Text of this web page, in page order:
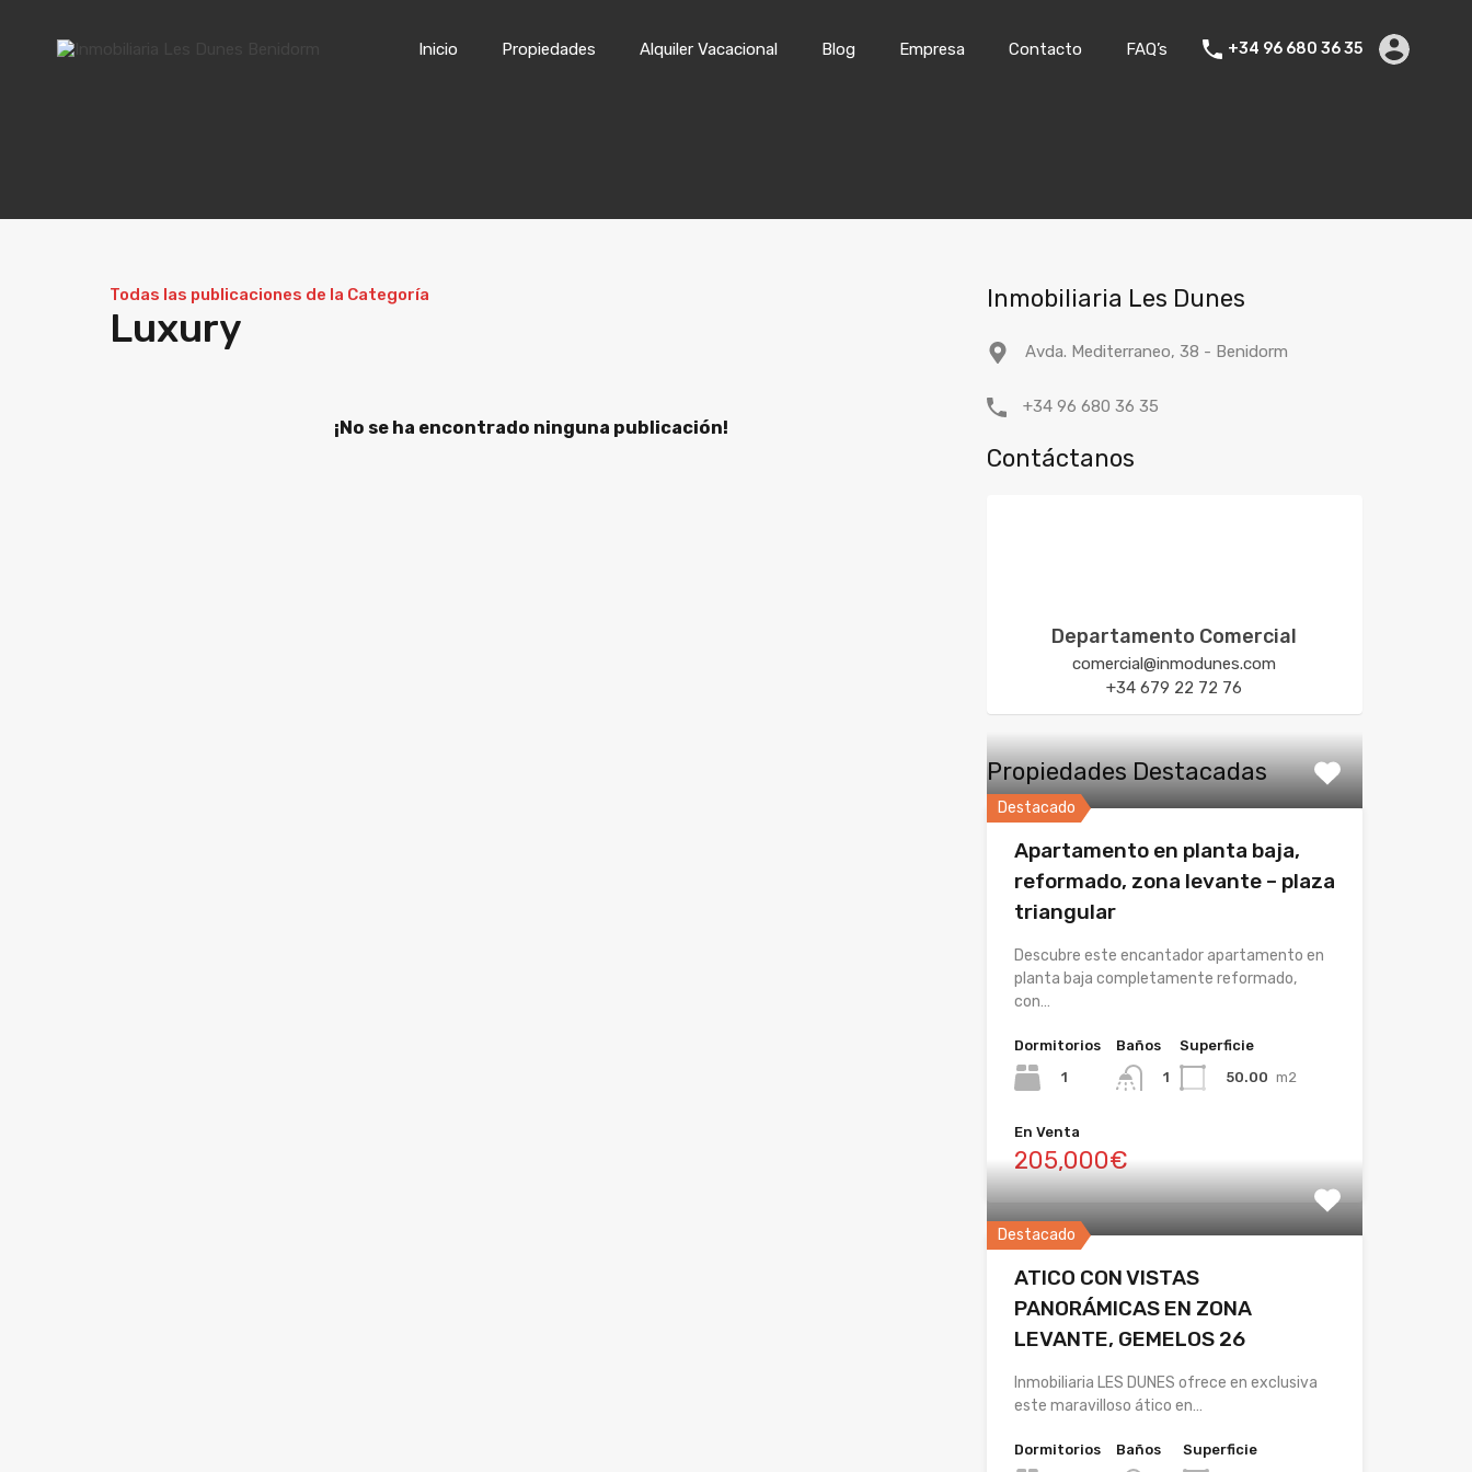
Inicio Propiedades Alquiler Vacacional Blog Empresa Contacto FAQ’s
Inicio Propiedades Alquiler Vacacional Blog Empresa Contacto FAQ’s +34 96 680 36 35
Todas las publicaciones de la Categoría
Luxury
¡No se ha encontrado ninguna publicación!
Inmobiliaria Les Dunes
Avda. Mediterraneo, 38 - Benidorm
+34 96 680 36 35
Contáctanos
Departamento Comercial
comercial@inmodunes.com
+34 679 22 72 76
Propiedades Destacadas
Destacado
Apartamento en planta baja,
reformado, zona levante – plaza
triangular
Descubre este encantador apartamento en
planta baja completamente reformado,
con…
Dormitorios
1
Baños
1
Superficie
50.00 m2
En Venta
205,000€
Destacado
ATICO CON VISTAS
PANORÁMICAS EN ZONA
LEVANTE, GEMELOS 26
Inmobiliaria LES DUNES ofrece en exclusiva
este maravilloso ático en…
Dormitorios Baños Superficie